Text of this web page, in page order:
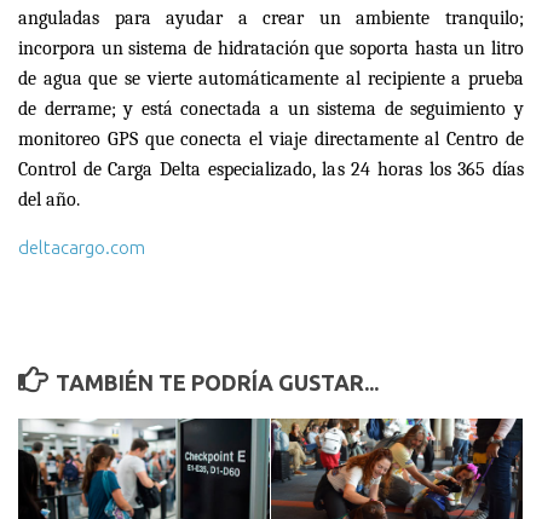
anguladas para ayudar a crear un ambiente tranquilo;
incorpora un sistema de hidratación que soporta hasta un litro
de agua que se vierte automáticamente al recipiente a prueba
de derrame; y estáconectada a un sistema de seguimiento y
monitoreo GPS que conecta el viaje directamente al Centro de
Control de Carga Delta especializado, las 24 horas los 365 días
del año.
deltacargo.com
TAMBIÉN TE PODRÍA GUSTAR...